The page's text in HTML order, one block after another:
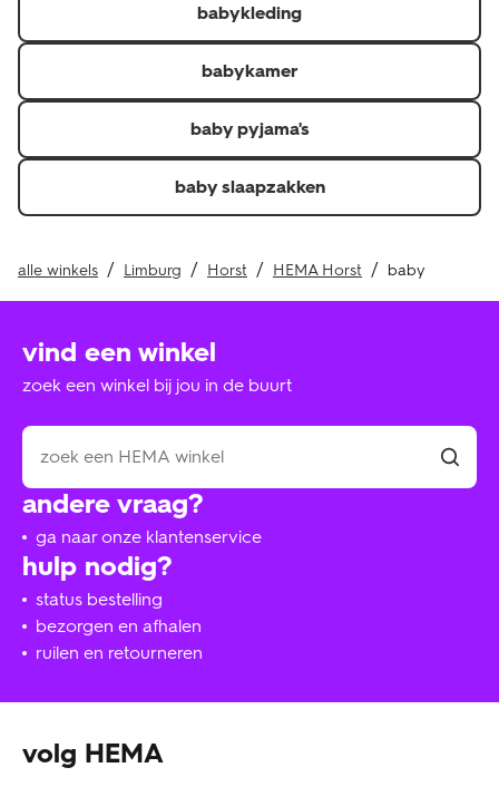
Je kunt de factuur, pakbon of QR-code voor een
thuislevering en kassabon of QR-code voor in de winkel
afgehaalde of gekochte producten laten zien.\r
Je hebt het artikel minder dan 30 dagen geleden
Retourneer je de hele bestelling? Dan krijg je je
verzendkosten of verwerkingskosten ook terug als je
babykleding
babykamer
baby pyjama's
baby slaapzakken
alle winkels Limburg Horst HEMA Horst baby
hulp nodig?
status bestelling
bezorgen en afhalen
ruilen en retourneren
andere vraag?
ga naar onze klantenservice
vind een winkel
zoek een winkel bij jou in de buurt
volg HEMA